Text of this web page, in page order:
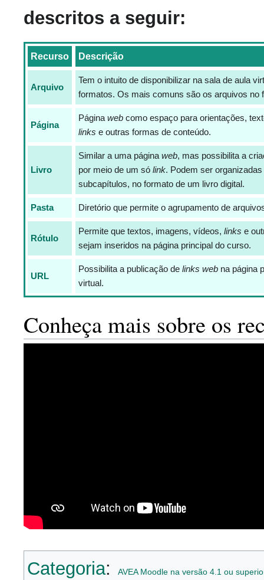
descritos a seguir:
Recurso Descrição
Arquivo
Tem o intuito de disponibilizar na sala de aula
formatos. Os mais comuns são os arquivos no
Página
Páginaweb como espaço para orientações,
links e outras formas de conteúdo.
Livro
Similar a uma páginaweb, mas possibilita a
por meio de um sólink. Podem ser
subcapítulos, no formato de um livro digital.
Pasta Diretório que permite o agrupamento de
Rótulo
Permite que textos, imagens, vídeos,links e
sejam inseridos na página principal do curso.
URL
Possibilita a publicação delinks web na página
virtual.
Conheça mais sobre os
Categoria: AVEA Moodle na versão 4.1 ou